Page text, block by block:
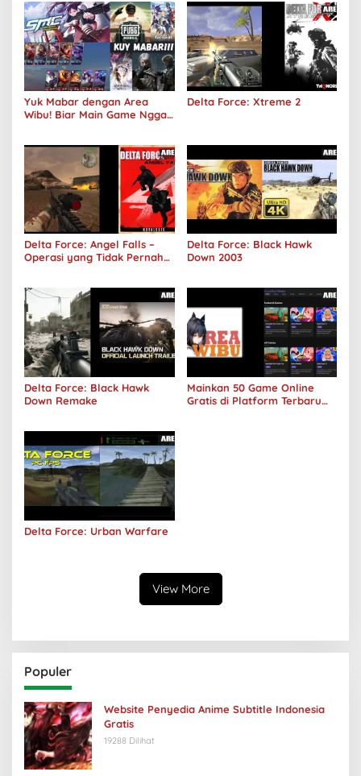
Yuk Mabar dengan Area
Wibu! Biar Main Game Nggak
Delta Force: Xtreme 2
Delta Force: Angel Falls –
Operasi yang Tidak Pernah
Delta Force: Black Hawk
Down 2003
Delta Force: Black Hawk
Down Remake
Mainkan 50 Game Online
Gratis di Platform Terbaru
Delta Force: Urban Warfare
View More
Populer
Website Penyedia Anime Subtitle Indonesia
Gratis
19288 Dilihat